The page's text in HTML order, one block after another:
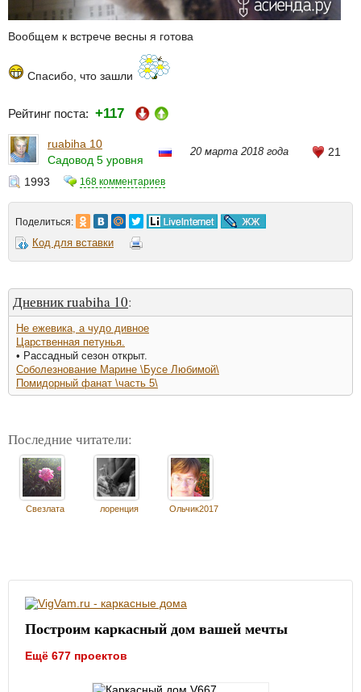
Вообщем к встрече весны я готова
Спасибо, что зашли
Рейтинг поста: +117
ruabiha 10
Садовод 5 уровня
20 марта 2018 года 21
1993 168 комментариев
Поделиться:
Код для вставки
Дневник ruabiha 10:
Не ежевика, а чудо дивное
Царственная петунья.
• Рассадный сезон открыт.
Соболезнование Марине \Бусе Любимой\
Помидорный фанат \часть 5\
Последние читатели:
Свезлата лоренция Ольчик2017
Построим каркасный дом вашей мечты
Ещё 677 проектов